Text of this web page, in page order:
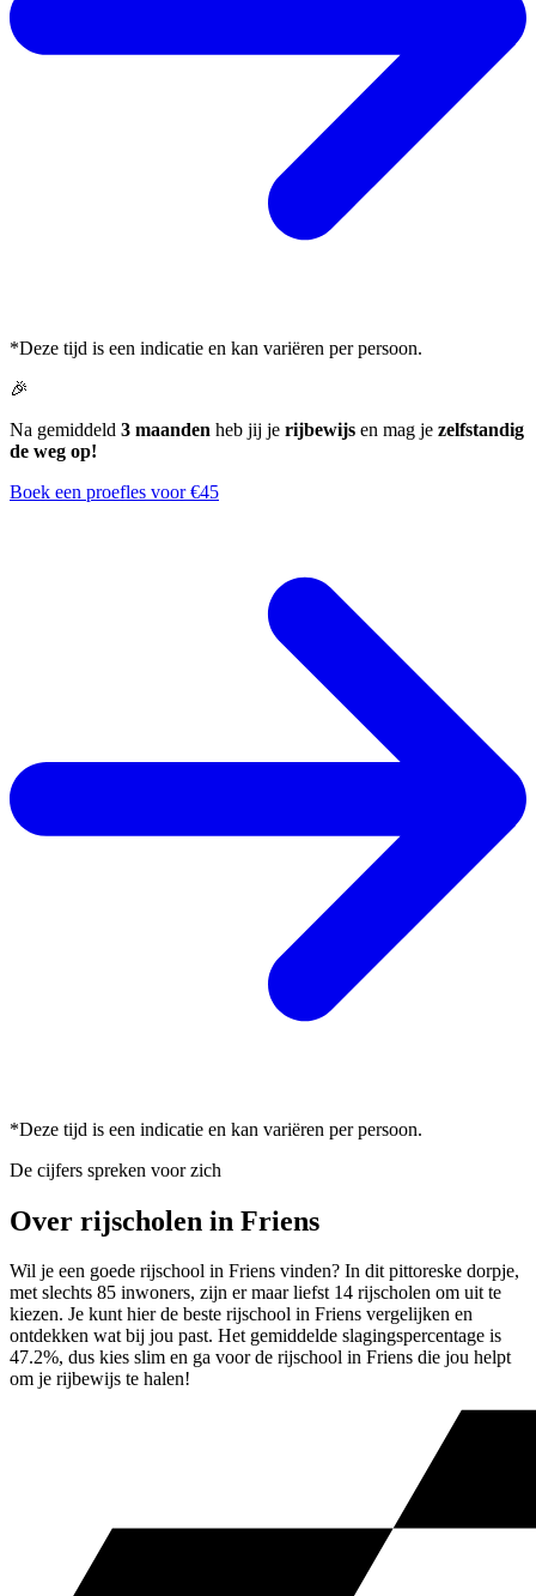
*Deze tijd is een indicatie en kan variëren per persoon.
🎉
Na gemiddeld 3 maanden heb jij je rijbewijs en mag je zelfstandig
de weg op!
Boek een proefles voor €45
*Deze tijd is een indicatie en kan variëren per persoon.
De cijfers spreken voor zich
Over rijscholen in Friens
Wil je een goede rijschool in Friens vinden? In dit pittoreske dorpje,
met slechts 85 inwoners, zijn er maar liefst 14 rijscholen om uit te
kiezen. Je kunt hier de beste rijschool in Friens vergelijken en
ontdekken wat bij jou past. Het gemiddelde slagingspercentage is
47.2%, dus kies slim en ga voor de rijschool in Friens die jou helpt
om je rijbewijs te halen!